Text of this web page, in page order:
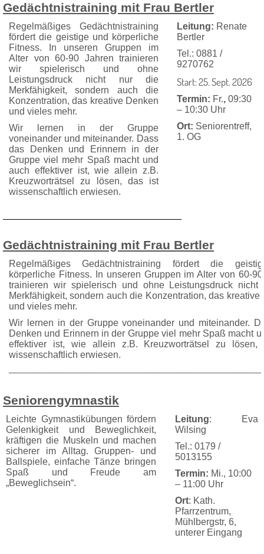
Gedächtnistraining mit Frau Bertler
Regelmäßiges Gedächtnistraining
fördert die geistige und körperliche
Fitness. In unseren Gruppen im
Alter von 60-90 Jahren trainieren
wir spielerisch und ohne
Leistungsdruck nicht nur die
Merkfähigkeit, sondern auch die
Konzen­tration, das kreative Denken
und vieles mehr.
Wir lernen in der Gruppe
voneinander und mitein­ander. Dass
das Denken und Erinnern in der
Gruppe viel mehr Spaß macht und
auch effektiver ist, wie allein z.B.
Kreuzworträtsel zu lösen, das ist
wissenschaftlich erwiesen.
Leitung: Renate
Bertler
Tel.: 0881 /
9270762
Start: 25. Sept. 2026
Termin: Fr., 09:30
– 10:30 Uhr
Ort: Seniorentreff,
1. OG
Gedächtnistraining mit Frau Bertler
Regelmäßiges Gedächtnistraining fördert die
körperliche Fitness. In unseren Gruppen im Alter von 60-
trainieren wir spielerisch und ohne Leistungsdruck nicht
Merkfähigkeit, sondern auch die Konzen­tration, das kreative
und vieles mehr.
Wir lernen in der Gruppe voneinander und mitein­ander.
Denken und Erinnern in der Gruppe viel mehr Spaß macht
effektiver ist, wie allein z.B. Kreuzworträtsel zu lösen,
wissenschaftlich erwiesen.
Seniorengymnastik
Leichte Gymnastik­übun­gen för­dern
Ge­lenkigkeit und Beweg­lich­keit,
kräfti­gen die Muskeln und machen
sicherer im Alltag. Grup­pen- und
Ballspiele, ein­fache Tänze bringen
Spaß und Freude am
„Beweglichsein“.
Leitung: Eva
Wilsing
Tel.: 0179 /
5013155
Termin: Mi., 10:00
– 11:00 Uhr
Ort: Kath.
Pfarrzentrum,
Mühlbergstr, 6,
unterer Eingang